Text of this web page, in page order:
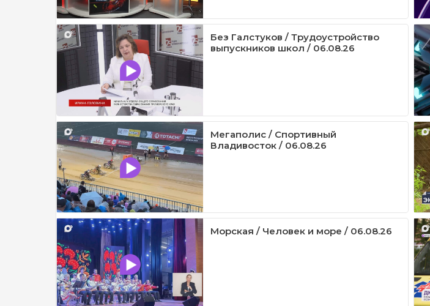
Без Галстуков / Трудоустройство
выпускников школ / 06.08.26
Мегаполис / Спортивный
Владивосток / 06.08.26
Морская / Человек и море / 06.08.26